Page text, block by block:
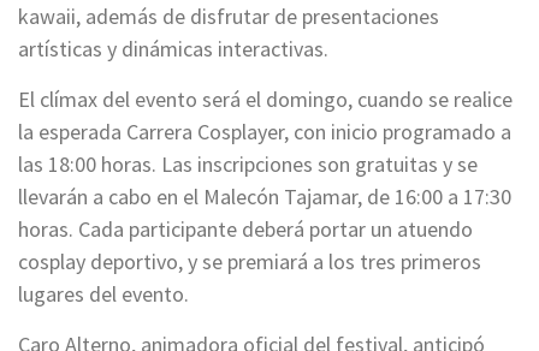
kawaii, además de disfrutar de presentaciones
artísticas y dinámicas interactivas.
El clímax del evento será el domingo, cuando se realice
la esperada Carrera Cosplayer, con inicio programado a
las 18:00 horas. Las inscripciones son gratuitas y se
llevarán a cabo en el Malecón Tajamar, de 16:00 a 17:30
horas. Cada participante deberá portar un atuendo
cosplay deportivo, y se premiará a los tres primeros
lugares del evento.
Caro Alterno, animadora oficial del festival, anticipó